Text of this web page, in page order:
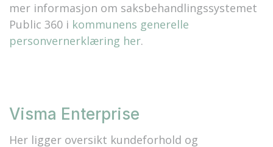
mer informasjon om saksbehandlingssystemet
Public 360 i kommunens generelle
personvernerklæring her.
Visma Enterprise
Her ligger oversikt kundeforhold og